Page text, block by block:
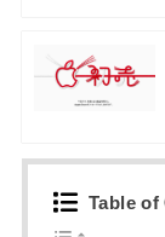
Table of